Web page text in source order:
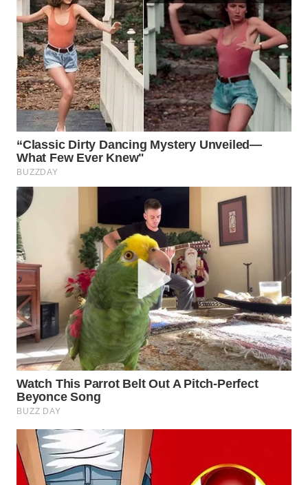
BINTAN
WN
MANDALIKA
WN
LIKUPANG
WN
LABUANBAJO
BORNEO
Wahana
Media
Group
WAHANA
NEWS
WAHANA
TANI
WAHANA
WAHANA
INFRASTRUKTUR